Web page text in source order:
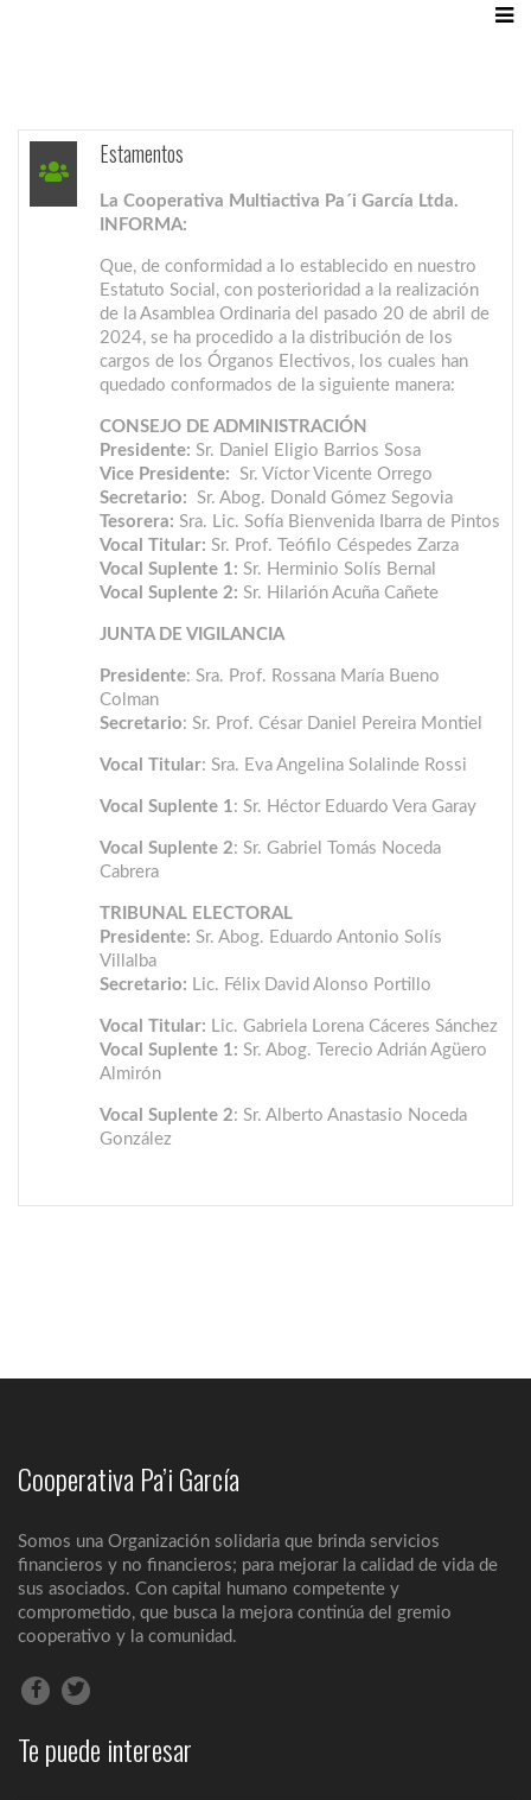
Estamentos
La Cooperativa Multiactiva Pa´i García Ltda.
INFORMA:
Que, de conformidad a lo establecido en nuestro
Estatuto Social, con posterioridad a la realización
de la Asamblea Ordinaria del pasado 20 de abril de
2024, se ha procedido a la distribución de los
cargos de los Órganos Electivos, los cuales han
quedado conformados de la siguiente manera:
CONSEJO DE ADMINISTRACIÓN
Presidente: Sr. Daniel Eligio Barrios Sosa
Vice Presidente: Sr. Víctor Vicente Orrego
Secretario: Sr. Abog. Donald Gómez Segovia
Tesorera: Sra. Lic. Sofía Bienvenida Ibarra de Pintos
Vocal Titular: Sr. Prof. Teófilo Céspedes Zarza
Vocal Suplente 1: Sr. Herminio Solís Bernal
Vocal Suplente 2: Sr. Hilarión Acuña Cañete
JUNTA DE VIGILANCIA
Presidente: Sra. Prof. Rossana María Bueno
Colman
Secretario: Sr. Prof. César Daniel Pereira Montiel
Vocal Titular: Sra. Eva Angelina Solalinde Rossi
Vocal Suplente 1: Sr. Héctor Eduardo Vera Garay
Vocal Suplente 2: Sr. Gabriel Tomás Noceda
Cabrera
TRIBUNAL ELECTORAL
Presidente: Sr. Abog. Eduardo Antonio Solís
Villalba
Secretario: Lic. Félix David Alonso Portillo
Vocal Titular: Lic. Gabriela Lorena Cáceres Sánchez
Vocal Suplente 1: Sr. Abog. Terecio Adrián Agüero
Almirón
Vocal Suplente 2: Sr. Alberto Anastasio Noceda
González
Cooperativa Pa’i García
Somos una Organización solidaria que brinda servicios
financieros y no financieros; para mejorar la calidad de vida de
sus asociados. Con capital humano competente y
comprometido, que busca la mejora continúa del gremio
cooperativo y la comunidad.
Te puede interesar
Estamentos
La Cooperativa Multiactiva Pa´i García Ltda.
INFORMA: ...
brinda...